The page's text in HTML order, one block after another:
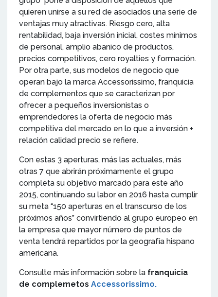
quieren unirse a su red de asociados una serie de
ventajas muy atractivas. Riesgo cero, alta
rentabilidad, baja inversión inicial, costes mínimos
de personal, amplio abanico de productos,
precios competitivos, cero royalties y formación.
Por otra parte, sus modelos de negocio que
operan bajo la marca Accessorissimo, franquicia
de complementos que se caracterizan por
ofrecer a pequeños inversionistas o
emprendedores la oferta de negocio más
competitiva del mercado en lo que a inversión +
relación calidad precio se refiere.
Con estas 3 aperturas, más las actuales, más
otras 7 que abrirán próximamente el grupo
completa su objetivo marcado para este año
2015, continuando su labor en 2016 hasta cumplir
su meta “150 aperturas en el transcurso de los
próximos años” convirtiendo al grupo europeo en
la empresa que mayor número de puntos de
venta tendrá repartidos por la geografía hispano
americana.
Consulte más información sobre la franquicia
de complemetos Accessorissimo.